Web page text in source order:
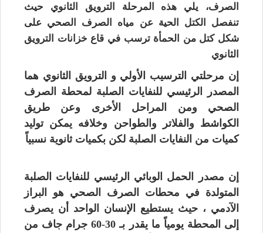
الصرف، يلي هذه المرحلة الترويق الثانوي حيث
تنفصل الكتل الحية عن مياه الصرف الصحي على
شكل كتل من الحمأة ترسب في قاع خزانات الترويق
الثانوي
إن مرحلتي الترسيب الأولي و الترويق الثانوي هما
المصدر الرئيسي للنفايات الصلبة لمحطة الصرف
الصحي ومن المراحل الأخرى وعن طريق
الكواشط والفلاتر والطواحن وخلافه يمكن توليد
كميات من النفايات الصلبة لكن بكميات ثانوية نسبياً
إن مصدر الحمل الوبائي الرئيسي للنفايات الصلبة
المتولدة في محطات الصرف الصحي هو البراز
الآدمي ، حيث يستطيع الإنسان الواحد أن يصرف
إلى المحطة يومياً ما يقدر بـ 30-60 جرام جاف من